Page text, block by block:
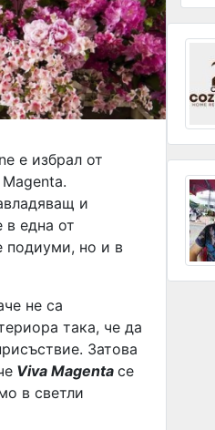
е избрал от
и
в една от
подиуми, но и в
не са
така, че да
Затова
Viva Magenta се
в светли